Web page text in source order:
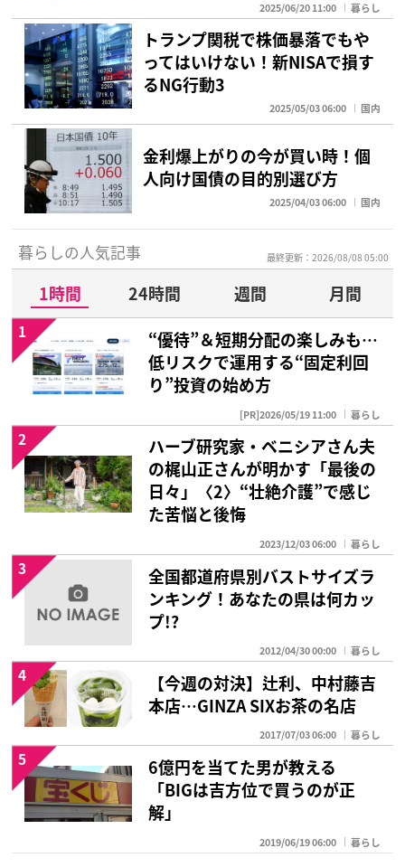
2025/06/20 11:00 暮らし
トランプ関税で株価暴落でもや
ってはいけない！新NISAで損す
るNG行動3
2025/05/03 06:00 国内
金利爆上がりの今が買い時！個
人向け国債の目的別選び方
2025/04/03 06:00 国内
暮らしの人気記事 最終更新：2026/08/08 05:00
1時間 24時間 週間
月間
“優待”＆短期分配の楽しみも…
低リスクで運用する“固定利回
り”投資の始め方
[PR]2026/05/19 11:00 暮らし
1
ハーブ研究家・ベニシアさん夫
の梶山正さんが明かす「最後の
日々」〈2〉“壮絶介護”で感じ
た苦悩と後悔
2023/12/03 06:00 暮らし
2
全国都道府県別バストサイズラ
ンキング！あなたの県は何カッ
プ!?
2012/04/30 00:00 暮らし
3
【今週の対決】辻利、中村藤吉
本店…GINZA SIXお茶の名店
2017/07/03 06:00 暮らし
4
6億円を当てた男が教える
「BIGは吉方位で買うのが正
解」
2019/06/19 06:00 暮らし
5